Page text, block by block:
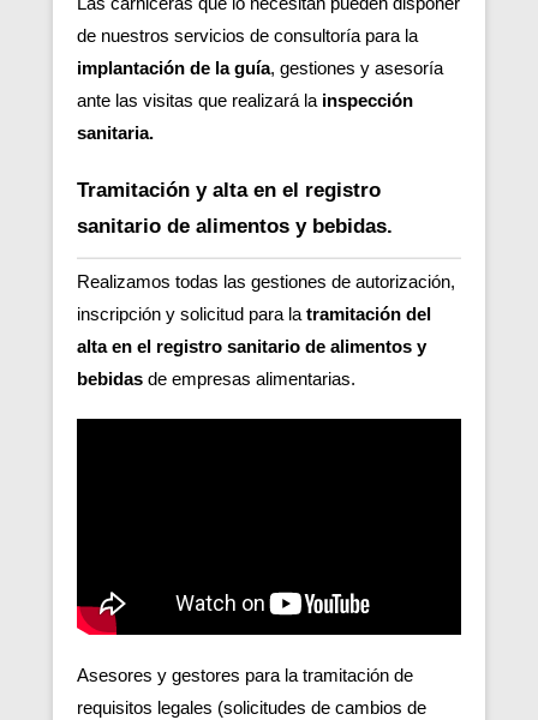
de nuestros servicios de consultoría para la
implantación de la guía, gestiones y asesoría
ante las visitas que realizará la inspección
sanitaria.
Tramitación y alta en el registro
sanitario de alimentos y bebidas.
Realizamos todas las gestiones de autorización,
inscripción y solicitud para la tramitación del
alta en el registro sanitario de alimentos y
bebidas de empresas alimentarias.
Asesores y gestores para la tramitación de
requisitos legales (solicitudes de cambios de